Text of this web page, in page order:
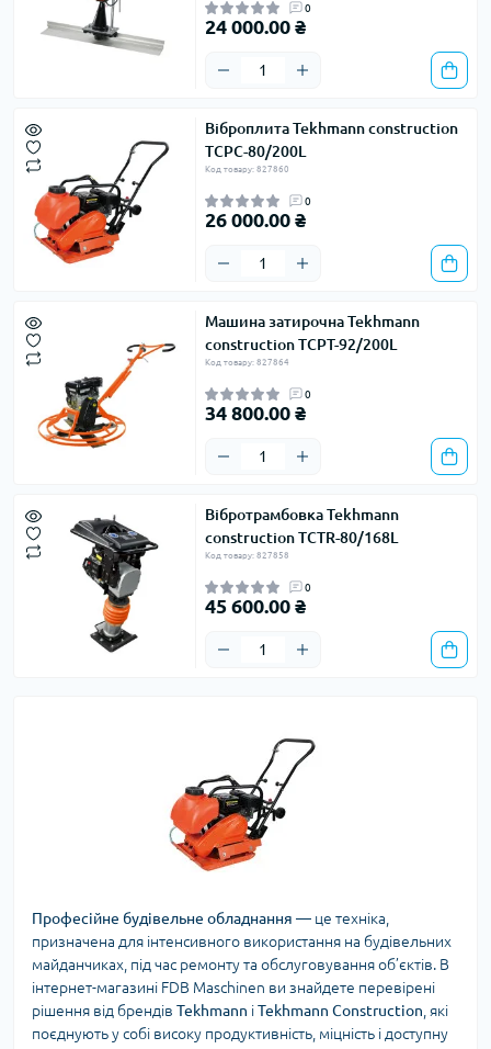
0
24 000.00 ₴
Віброплита Tekhmann construction
TCPC-80/200L
Код товару: 827860
0
26 000.00 ₴
Машина затирочна Tekhmann
construction TCPT-92/200L
Код товару: 827864
0
34 800.00 ₴
Вібротрамбовка Tekhmann
construction TCTR-80/168L
Код товару: 827858
0
45 600.00 ₴
Професійне будівельне обладнання — це техніка,
призначена для інтенсивного використання на будівельних
майданчиках, під час ремонту та обслуговування об’єктів. В
інтернет-магазині FDB Maschinen ви знайдете перевірені
рішення від брендів Tekhmann іTekhmann Construction , які
поєднують у собі високу продуктивність, міцність і доступну